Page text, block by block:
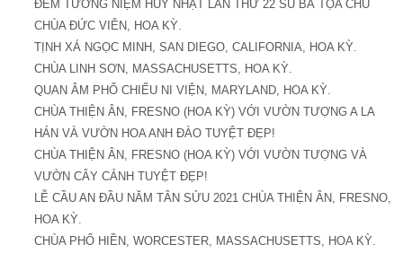
ĐÊM TƯỞNG NIỆM HÚY NHẬT LẦN THỨ 22 SU BÀ TỌA CHỦ
CHÙA ĐỨC VIÊN, HOA KỲ.
TỊNH XÁ NGỌC MINH, SAN DIEGO, CALIFORNIA, HOA KỲ.
CHÙA LINH SƠN, MASSACHUSETTS, HOA KỲ.
QUAN ÂM PHỔ CHIẾU NI VIỆN, MARYLAND, HOA KỲ.
CHÙA THIỆN ÂN, FRESNO (HOA KỲ) VỚI VƯỜN TƯỢNG A LA
HÁN VÀ VƯỜN HOA ANH ĐÀO TUYỆT ĐẸP!
CHÙA THIỆN ÂN, FRESNO (HOA KỲ) VỚI VƯỜN TƯỢNG VÀ
VƯỜN CÂY CẢNH TUYỆT ĐẸP!
LỄ CẦU AN ĐẦU NĂM TÂN SỬU 2021 CHÙA THIỆN ÂN, FRESNO,
HOA KỲ.
CHÙA PHỔ HIỀN, WORCESTER, MASSACHUSETTS, HOA KỲ.